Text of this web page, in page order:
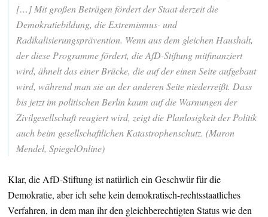
[…] Mit großen Beträgen fördert der Staat derzeit die
Demokratiebildung, die Extremismus- und
Radikalisierungsprävention. Wenn aus dem gleichen Haushalt,
der diese Programme fördert, die AfD-Stiftung mitfinanziert
wird, ähnelt das einer Brücke, die auf der einen Seite aufgebaut
wird, während man sie an der anderen Seite niederreißt. Dass
bis jetzt im politischen Berlin kaum auf die Warnungen der
Zivilgesellschaft reagiert wird, zeigt die Planlosigkeit der Politik
auch beim gesellschaftlichen Katastrophenschutz. (Maron
Mendel, SpiegelOnline)
Klar, die AfD-Stiftung ist natürlich ein Geschwür für die
Demokratie, aber ich sehe kein demokratisch-rechtsstaatliches
Verfahren, in dem man ihr den gleichberechtigten Status wie den